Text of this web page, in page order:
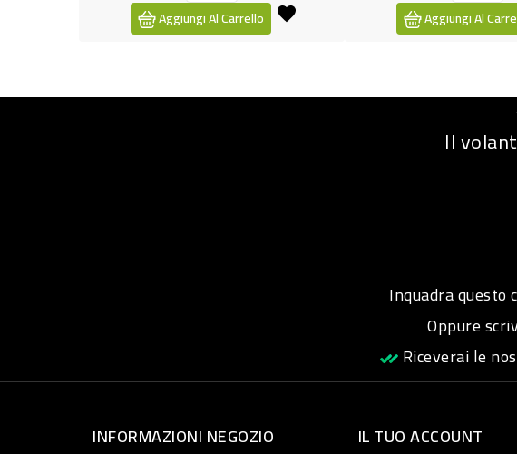
Aggiungi Al Carrello
Il
Inquadra questo
Oppure
Riceverai le
INFORMAZIONI NEGOZIO IL TUO ACCOUNT